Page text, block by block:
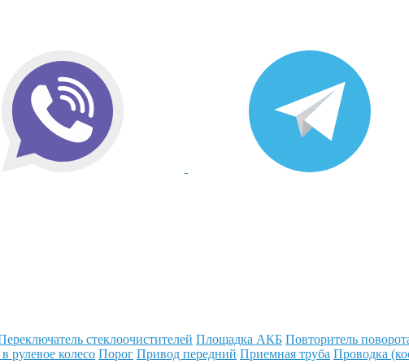
стеклоочистителей Площадка АКБ Повторитель
рулевое колесо Порог Привод передний Приемная труба Проводка